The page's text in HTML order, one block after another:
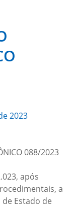
2023
088/2023
após
a
Estado de